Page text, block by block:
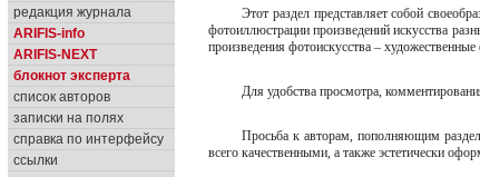
редакция журнала
ARIFIS-info
ARIFIS-NEXT
блокнот эксперта
список авторов
записки на полях
справка по интерфейсу
ссылки
Этот раздел представляет собой
фотоиллюстрации произведений искусства
произведения фотоискусства –
Для удобства просмотра,
Просьба к авторам, пополняющим
всего качественными, а также эстетически